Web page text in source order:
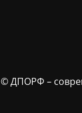
© ДПОРФ –